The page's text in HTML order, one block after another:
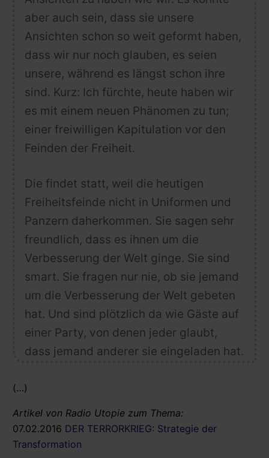
aber auch sein, dass sie unsere
Ansichten schon so weit geformt haben,
dass wir nur noch glauben, es seien
unsere, während es längst schon ihre
sind. Kurz: Ich fürchte, heute haben wir
es mit einem neuen Phänomen zu tun;
einer freiwilligen Kapitulation vor den
Feinden der Freiheit.
Die findet statt, weil die heutigen
Freiheitsfeinde nicht in Uniformen und
Panzern daherkommen. Sie sagen sehr
freundlich, dass es ihnen um die
Verbesserung der Welt ginge. Sie sind
smart. Sie fragen nur nie, ob sie jemand
um die Verbesserung der Welt gebeten
hat. Und sind plötzlich da wie Gäste auf
einer Party, von denen jeder glaubt,
dass jemand anderer sie eingeladen hat.
(…)
Artikel von Radio Utopie zum Thema:
07.02.2016 DER TERRORKRIEG: Strategie der
Transformation